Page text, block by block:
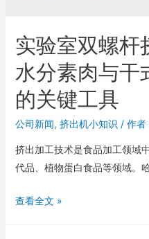
实验室双螺杆
水分素肉与干
的关键工具
公司新闻, 挤出机小知识 / 作者
挤出加工技术是食品加工领域
代品、植物蛋白食品等领域。
查看全文 »